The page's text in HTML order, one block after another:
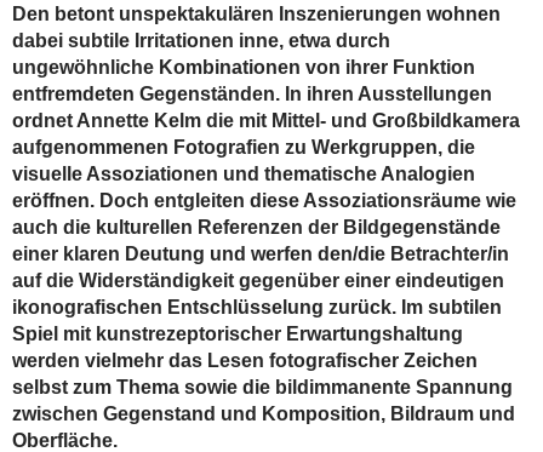
Den betont unspektakulären Inszenierungen wohnen
dabei subtile Irritationen inne, etwa durch
ungewöhnliche Kombinationen von ihrer Funktion
entfremdeten Gegenständen. In ihren Ausstellungen
ordnet Annette Kelm die mit Mittel- und Großbildkamera
aufgenommenen Fotografien zu Werkgruppen, die
visuelle Assoziationen und thematische Analogien
eröffnen. Doch entgleiten diese Assoziationsräume wie
auch die kulturellen Referenzen der Bildgegenstände
einer klaren Deutung und werfen den/die Betrachter/in
auf die Widerständigkeit gegenüber einer eindeutigen
ikonografischen Entschlüsselung zurück. Im subtilen
Spiel mit kunstrezeptorischer Erwartungshaltung
werden vielmehr das Lesen fotografischer Zeichen
selbst zum Thema sowie die bildimmanente Spannung
zwischen Gegenstand und Komposition, Bildraum und
Oberfläche.